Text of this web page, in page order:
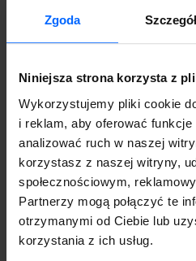
Zgoda
Niniejsza strona korzysta z
Wykorzystujemy pliki cookie
i reklam, aby oferować funkcje
analizować ruch w naszej
korzystasz z naszej witryny,
społecznościowym,
Partnerzy mogą połączyć te
otrzymanymi od Ciebie lub
korzystania z ich usług.
przyspieszają codzienną obsługę
Czat AIwspierający pracę
To kierunek, który pokazuje, że
kątem zgodności z przepisami, ale
Co te zmiany
Wprowadzone funkcje przekładają